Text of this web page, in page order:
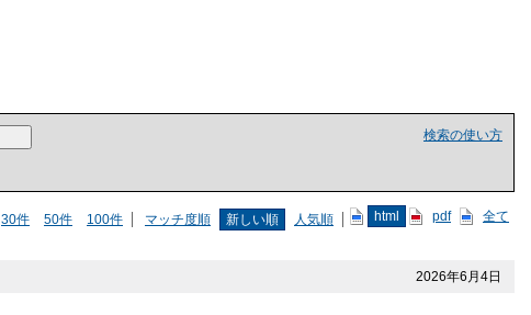
検索の使い方
30件 50件 100件 マッチ度順 新しい順 人気順 html pdf 全て
2026年6月4日